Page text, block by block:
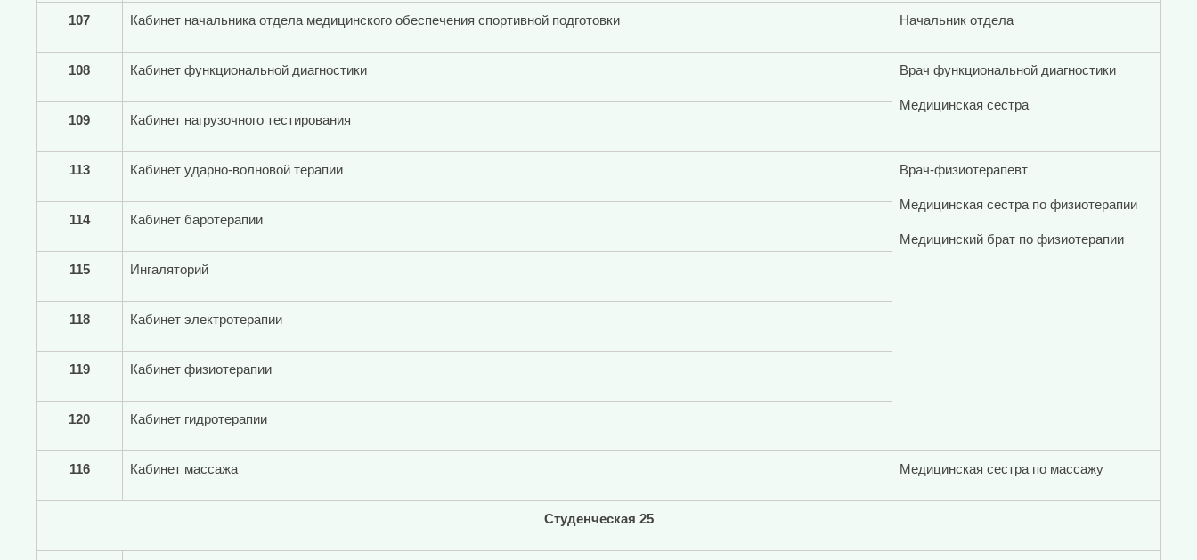
107 Кабинет начальника отдела медицинского обеспечения спортивной подготовки Начальник отдела
108 Кабинет функциональной диагностики Врач функциональной диагностики
Медицинская сестра
109
Кабинет нагрузочного тестирования
113 Кабинет ударно-волновой терапии Врач-физиотерапевт
Медицинская сестра по физиотерапии
Медицинский брат по физиотерапии
114 Кабинет баротерапии
115 Ингаляторий
118 Кабинет электротерапии
119 Кабинет физиотерапии
120 Кабинет гидротерапии
116 Кабинет массажа Медицинская сестра по массажу
Студенческая 25